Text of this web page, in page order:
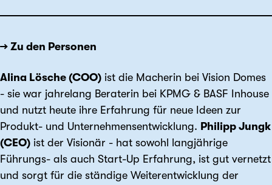
→ Zu den Personen
Alina Lösche (COO) ist die Macherin bei Vision Domes
- sie war jahrelang Beraterin bei KPMG & BASF Inhouse
und nutzt heute ihre Erfahrung für neue Ideen zur
Produkt- und Unternehmensentwicklung. Philipp Jungk
(CEO) ist der Visionär - hat sowohl langjährige
Führungs- als auch Start-Up Erfahrung, ist gut vernetzt
und sorgt für die ständige Weiterentwicklung der